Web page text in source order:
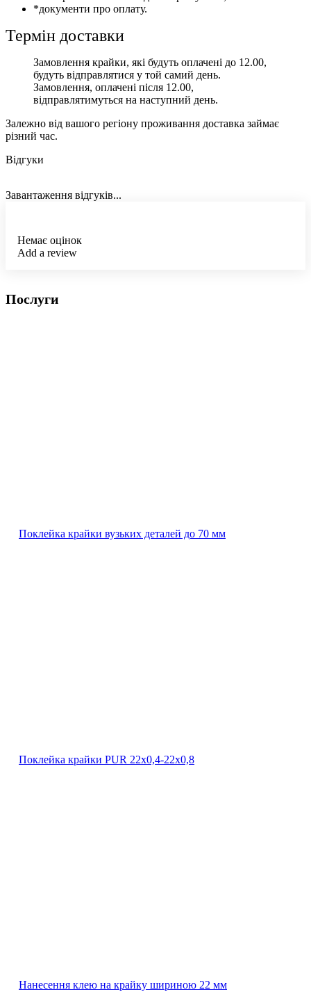
*документи про оплату.
Термін доставки
Замовлення крайки, які будуть оплачені до 12.00,
будуть відправлятися у той самий день.
Замовлення, оплачені після 12.00,
відправлятимуться на наступний день.
Залежно від вашого регіону проживання доставка займає
різний час.
Відгуки
Завантаження відгуків...
Немає оцінок
Add a review
Послуги
Поклейка крайки вузьких деталей до 70 мм
Поклейка крайки PUR 22х0,4-22х0,8
Нанесення клею на крайку шириною 22 мм